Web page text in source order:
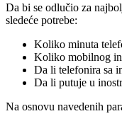
Da bi se odlučio za
sledeće potrebe:
Koliko minuta
Koliko mobilnog
Da li telefonira sa
Da li putuje u
Na osnovu navedenih